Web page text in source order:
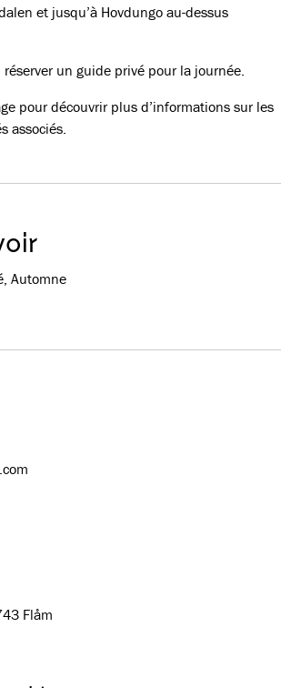
et jusqu’à Hovdungo au-dessus
réserver un guide privé pour la journée.
pour découvrir plus d’informations sur les
associés.
Automne
Flåm